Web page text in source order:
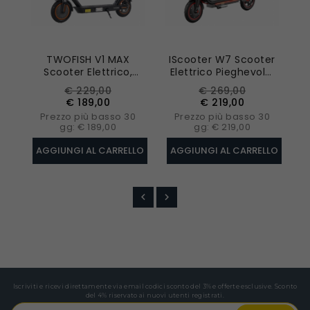
TWOFISH V1 MAX
Scooter Elettrico,
Motore 400W,
Batteria 36V 10.4Ah,
Pneumatici 10 Pollici,
Velocità Massima
32km/h
Prezzo
base
€ 229,00Prezzo
€ 189,00
Prezzo più basso 30
gg: € 189,00
AGGIUNGI AL CARRELLO
IScooter W7 Scooter
Elettrico Pieghevole,
Motore 350W,
Batteria 42V 7.8AH,
Pneumatico 8.5”,
35km/h, 30km,
Controllo APP
Prezzo
base
€ 269,00Prezzo
€ 219,00
Prezzo più basso 30
gg: € 219,00
AGGIUNGI AL CARRELLO
Iscriviti e ricevi direttamente via email codici sconto del 3% e offerte esclusive. Sconto
del 4% riservato ai nuovi utenti registrati.